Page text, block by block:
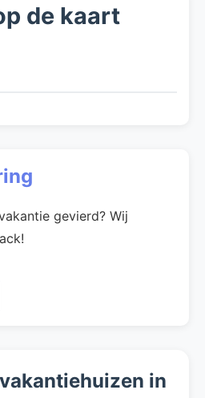
de kaart
gevierd? Wij
in